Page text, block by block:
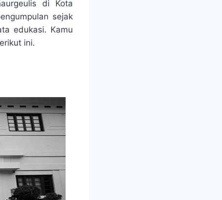
di Kota
sejak
edukasi. Kamu
ini.